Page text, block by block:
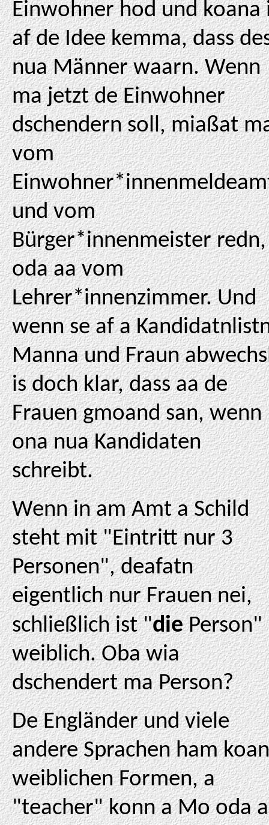
Einwohner hod und koana
af de Idee kemma, dass
nua Männer waarn. Wenn
ma jetzt de Einwohner
dschendern soll, miaßat
vom
und vom
Bürger*innenmeister redn,
oda aa vom
Lehrer*innenzimmer. Und
wenn se af a
Manna und Fraun
is doch klar, dass aa de
Frauen gmoand san, wenn
ona nua Kandidaten
schreibt.
Wenn in am Amt a Schild
steht mit "Eintritt nur 3
Personen", deafatn
eigentlich nur Frauen nei,
schließlich ist "diePerson"
weiblich. Oba wia
dschendert ma Person?
De Engländer und viele
andere Sprachen ham
weiblichen Formen, a
"teacher" konn a Mo oda a